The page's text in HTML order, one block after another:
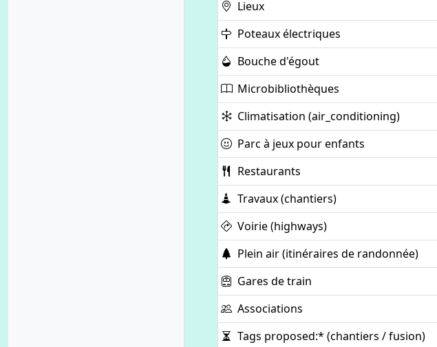
Lieux
Poteaux électriques
Bouche d'égout
Microbibliothèques
Climatisation (air_conditioning)
Parc à jeux pour enfants
Restaurants
Travaux (chantiers)
Voirie (highways)
Plein air (itinéraires de randonnée)
Gares de train
Associations
Tags proposed:* (chantiers / fusion)